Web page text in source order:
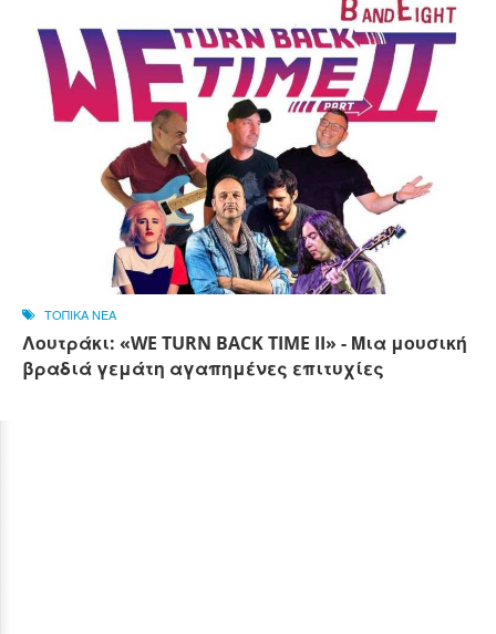
ΤΟΠΙΚΑ ΝΕΑ
Λουτράκι: «WE TURN BACK TIME II» - Μια μουσική
βραδιά γεμάτη αγαπημένες επιτυχίες